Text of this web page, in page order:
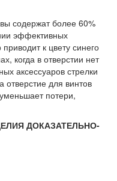
содержат более 60%
эффективных
к цвету синего
когда в отверстии нет
аксессуаров стрелки
отверстие для винтов
потери,
ДОКАЗАТЕЛЬНО-